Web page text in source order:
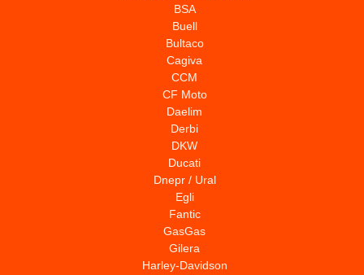
BSA
Buell
Bultaco
Cagiva
CCM
CF Moto
Daelim
Derbi
DKW
Ducati
Dnepr / Ural
Egli
Fantic
GasGas
Gilera
Harley-Davidson